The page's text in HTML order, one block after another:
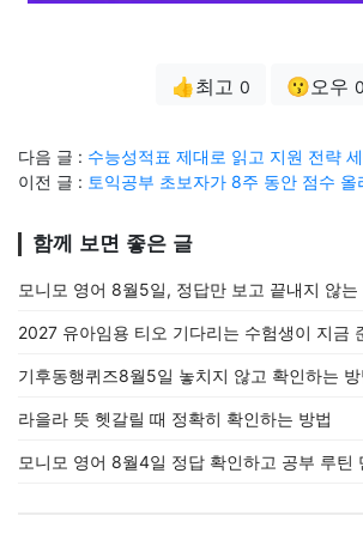
👍최고 0 😗오우 0
다음 글 : 수능성적표 제대로 읽고 지원 전략
이전 글 : 토익공부 초보자가 8주 동안 점수 올
함께 보면 좋은 글
모니모 영어 8월5일, 정답만 보고 끝내지 않는
2027 유아임용 티오 기다리는 수험생이 지금
기후동행퀴즈8월5일 놓치지 않고 확인하는 방
라을라 뜻 헷갈릴 때 정확히 확인하는 방법
모니모 영어 8월4일 정답 확인하고 공부 루틴